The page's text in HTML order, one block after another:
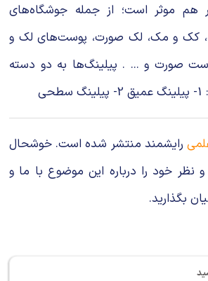
هم موثر است؛ از جمله جوشگاه‌های
کک و مک، لک صورت، پوست‌های لک و
پوست صورت و ... . پیلینگ‌ها به دو دسته
رایشمند منتشر شده است. خوشحال
نظر خود را درباره این موضوع با ما و
بگذارید.